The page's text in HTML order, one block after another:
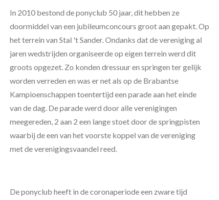
In 2010 bestond de ponyclub 50 jaar, dit hebben ze
doormiddel van een jubileumconcours groot aan gepakt. Op
het terrein van Stal 't Sander. Ondanks dat de vereniging al
jaren wedstrijden organiseerde op eigen terrein werd dit
groots opgezet. Zo konden dressuur en springen ter gelijk
worden verreden en was er net als op de Brabantse
Kampioenschappen toentertijd een parade aan het einde
van de dag. De parade werd door alle verenigingen
meegereden, 2 aan 2 een lange stoet door de springpisten
waarbij de een van het voorste koppel van de vereniging
met de verenigingsvaandel reed.
De ponyclub heeft in de coronaperiode een zware tijd